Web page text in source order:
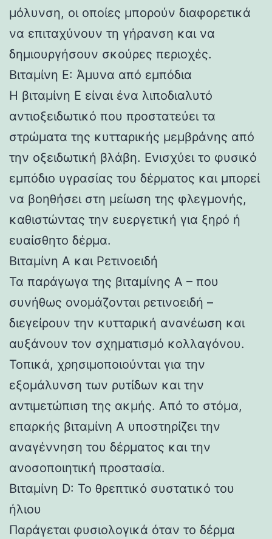
μόλυνση, οι οποίες μπορούν διαφορετικά
να επιταχύνουν τη γήρανση και να
δημιουργήσουν σκούρες περιοχές.
Βιταμίνη E: Άμυνα από εμπόδια
Η βιταμίνη E είναι ένα λιποδιαλυτό
αντιοξειδωτικό που προστατεύει τα
στρώματα της κυτταρικής μεμβράνης από
την οξειδωτική βλάβη. Ενισχύει το φυσικό
εμπόδιο υγρασίας του δέρματος και μπορεί
να βοηθήσει στη μείωση της φλεγμονής,
καθιστώντας την ευεργετική για ξηρό ή
ευαίσθητο δέρμα.
Βιταμίνη Α και Ρετινοειδή
Τα παράγωγα της βιταμίνης Α – που
συνήθως ονομάζονται ρετινοειδή –
διεγείρουν την κυτταρική ανανέωση και
αυξάνουν τον σχηματισμό κολλαγόνου.
Τοπικά, χρησιμοποιούνται για την
εξομάλυνση των ρυτίδων και την
αντιμετώπιση της ακμής. Από το στόμα,
επαρκής βιταμίνη Α υποστηρίζει την
αναγέννηση του δέρματος και την
ανοσοποιητική προστασία.
Βιταμίνη D: Το θρεπτικό συστατικό του
ήλιου
Παράγεται φυσιολογικά όταν το δέρμα